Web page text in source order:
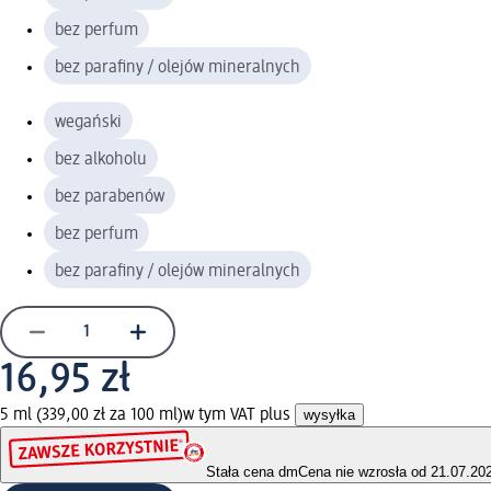
bez perfum
bez parafiny / olejów mineralnych
wegański
bez alkoholu
bez parabenów
bez perfum
bez parafiny / olejów mineralnych
16,95 zł
5 ml (339,00 zł za 100 ml)w tym VAT plus wysyłka
Stała cena dmCena nie wzrosła od